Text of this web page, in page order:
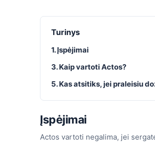
Turinys
1. Įspėjimai
3. Kaip vartoti Actos?
5. Kas atsitiks, jei praleisiu
Įspėjimai
Actos vartoti negalima, jei